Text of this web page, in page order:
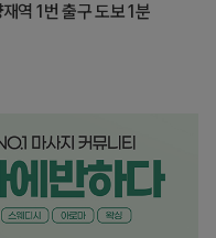
역 1번 출구 도보 1분